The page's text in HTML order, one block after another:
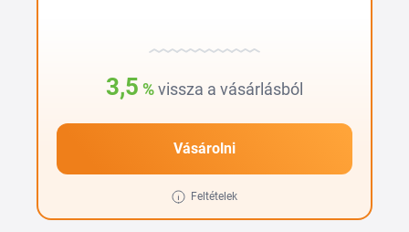
3,5 %vissza a vásárlásból
Vásárolni
Feltételek